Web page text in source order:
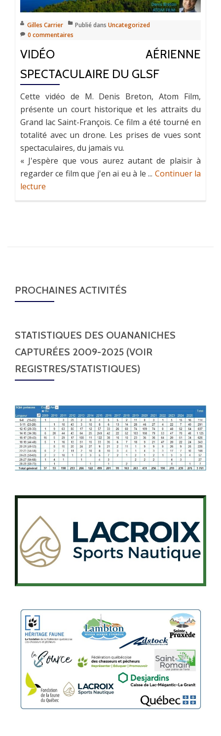
Gilles Carrier Publié dans Uncategorized
0 commentaires
VIDÉO AÉRIENNE
SPECTACULAIRE DU GLSF
Cette vidéo de M. Denis Breton, Atom Film,
présente un court historique et les attraits du
Grand lac Saint-François. Ce film a été tourné en
totalité avec un drone. Les prises de vues sont
spectaculaires, du jamais vu.
« J'espère que vous aurez autant de plaisir à
regarder ce film que j'en ai eu à le ... Continuer la
lecture
PROCHAINES ACTIVITÉS
STATISTIQUES DES OUANANICHES
CAPTURÉES 2009-2025 (VOIR
REGISTRES/STATISTIQUES)